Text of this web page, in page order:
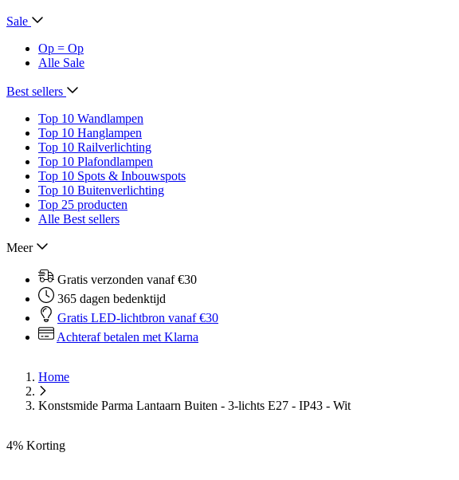
Sale
Op = Op
Alle Sale
Best sellers
Top 10 Wandlampen
Top 10 Hanglampen
Top 10 Railverlichting
Top 10 Plafondlampen
Top 10 Spots & Inbouwspots
Top 10 Buitenverlichting
Top 25 producten
Alle Best sellers
Meer
Gratis verzonden vanaf €30
365 dagen bedenktijd
Gratis LED-lichtbron vanaf €30
Achteraf betalen met Klarna
Home
Konstsmide Parma Lantaarn Buiten - 3-lichts E27 - IP43 - Wit
4% Korting